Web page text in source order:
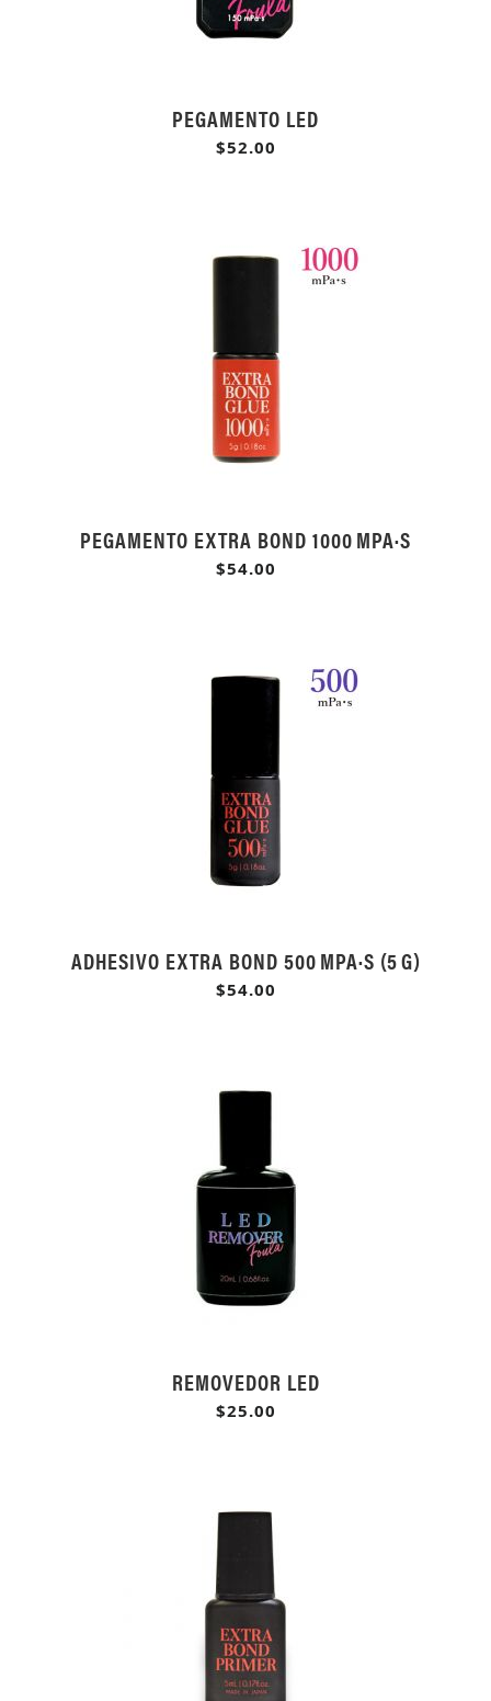
PEGAMENTO LED
$52.00
PEGAMENTO EXTRA BOND 1000 MPA·S
$54.00
ADHESIVO EXTRA BOND 500 MPA·S (5 G)
$54.00
REMOVEDOR LED
$25.00